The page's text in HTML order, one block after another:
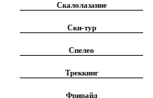
Скалолазание
Ски-тур
Спелео
Треккинг
Фрирайд